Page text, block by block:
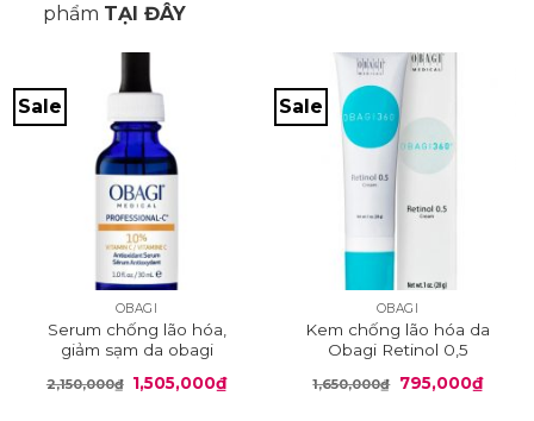
phẩm TẠI ĐÂY
Sale
OBAGI
Serum chống lão hóa,
giảm sạm da obagi
2,150,000₫ Giá
gốc
1,505,000₫Giá
hiện
Sale
OBAGI
Kem chống lão hóa da
Obagi Retinol 0,5
1,650,000₫
Giá
795,000₫Giá
hiện